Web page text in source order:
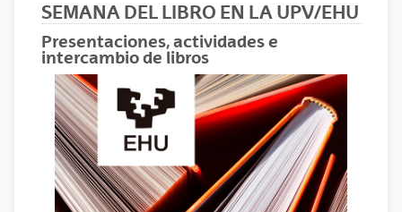
SEMANA DEL LIBRO EN LA UPV/EHU
Presentaciones, actividades e
intercambio de libros